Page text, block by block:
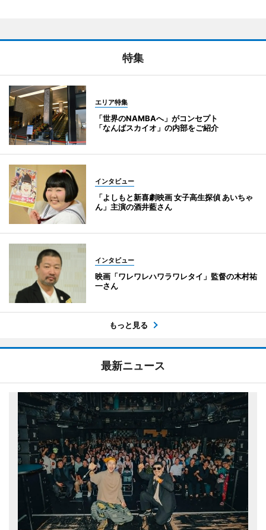
特集
エリア特集
「世界のNAMBAへ」がコンセプト
「なんばスカイオ」の内部をご紹介
インタビュー
「よしもと新喜劇映画 女子高生探偵 あいちゃ
ん」主演の酒井藍さん
インタビュー
映画「ワレワレハワラワレタイ」監督の木村祐
一さん
もっと見る
最新ニュース